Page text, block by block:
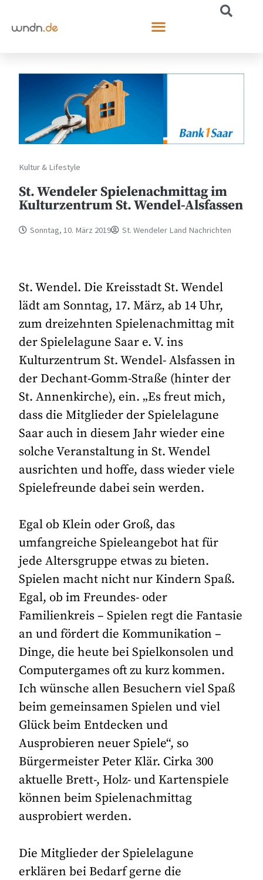
Kultur & Lifestyle
St. Wendeler Spielenachmittag im
Kulturzentrum St. Wendel-Alsfassen
Sonntag, 10. März 2019 St. Wendeler Land Nachrichten
St. Wendel. Die Kreisstadt St. Wendel
lädt am Sonntag, 17. März, ab 14 Uhr,
zum dreizehnten Spielenachmittag mit
der Spielelagune Saar e. V. ins
Kulturzentrum St. Wendel- Alsfassen in
der Dechant-Gomm-Straße (hinter der
St. Annenkirche), ein. „Es freut mich,
dass die Mitglieder der Spielelagune
Saar auch in diesem Jahr wieder eine
solche Veranstaltung in St. Wendel
ausrichten und hoffe, dass wieder viele
Spielefreunde dabei sein werden.
Egal ob Klein oder Groß, das
umfangreiche Spieleangebot hat für
jede Altersgruppe etwas zu bieten.
Spielen macht nicht nur Kindern Spaß.
Egal, ob im Freundes- oder
Familienkreis – Spielen regt die Fantasie
an und fördert die Kommunikation –
Dinge, die heute bei Spielkonsolen und
Computergames oft zu kurz kommen.
Ich wünsche allen Besuchern viel Spaß
beim gemeinsamen Spielen und viel
Glück beim Entdecken und
Ausprobieren neuer Spiele“, so
Bürgermeister Peter Klär. Cirka 300
aktuelle Brett-, Holz- und Kartenspiele
können beim Spielenachmittag
ausprobiert werden.
Die Mitglieder der Spielelagune
erklären bei Bedarf gerne die